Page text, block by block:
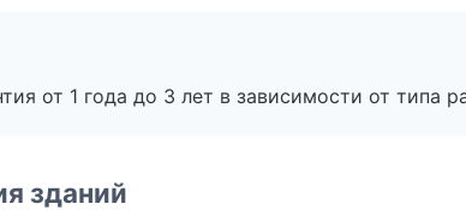
от 1 года до 3 лет в зависимости от типа
зданий